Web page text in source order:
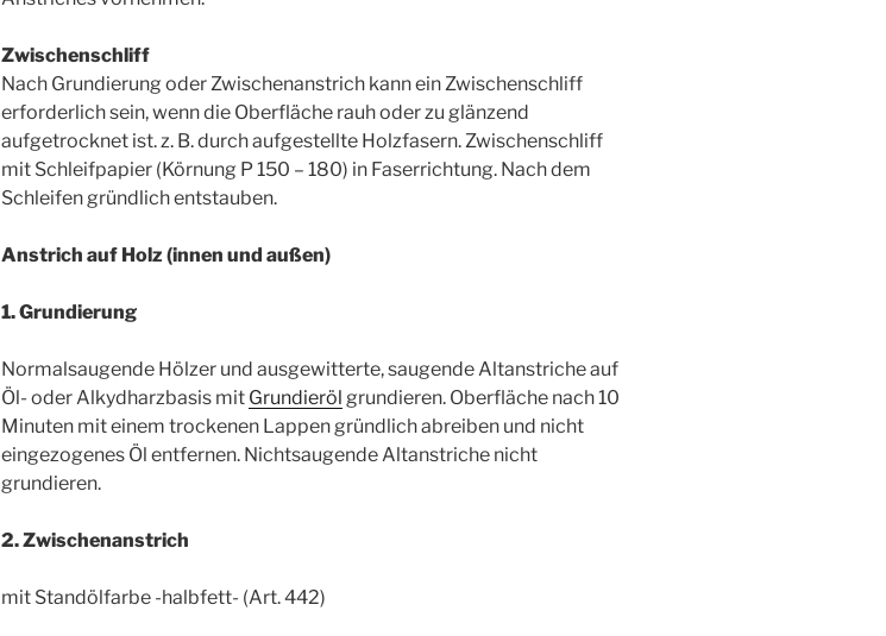
Zwischenschliff
Nach Grundierung oder Zwischenanstrich kann ein Zwischenschliff
erforderlich sein, wenn die Oberfläche rauh oder zu glänzend
aufgetrocknet ist. z. B. durch aufgestellte Holzfasern. Zwischenschliff
mit Schleifpapier (Körnung P 150 – 180) in Faserrichtung. Nach dem
Schleifen gründlich entstauben.
Anstrich auf Holz (innen und außen)
1. Grundierung
Normalsaugende Hölzer und ausgewitterte, saugende Altanstriche auf
Öl- oder Alkydharzbasis mit Grundieröl grundieren. Oberfläche nach 10
Minuten mit einem trockenen Lappen gründlich abreiben und nicht
eingezogenes Öl entfernen. Nichtsaugende Altanstriche nicht
grundieren.
2. Zwischenanstrich
mit Standölfarbe -halbfett- (Art. 442)